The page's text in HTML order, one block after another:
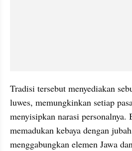
Tradisi tersebut menyediakan
luwes, memungkinkan setiap
menyisipkan narasi personalnya.
memadukan kebaya dengan
menggabungkan elemen Jawa